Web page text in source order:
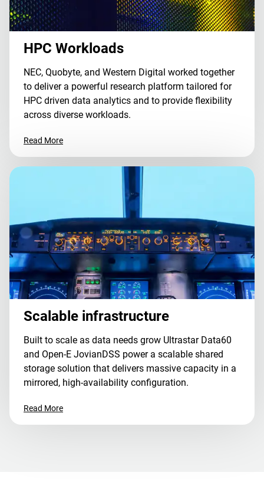
HPC Workloads
NEC, Quobyte, and Western Digital worked together
to deliver a powerful research platform tailored for
HPC driven data analytics and to provide flexibility
across diverse workloads.
Read More
Scalable infrastructure
Built to scale as data needs grow Ultrastar Data60
and Open-E JovianDSS power a scalable shared
storage solution that delivers massive capacity in a
mirrored, high-availability configuration.
Read More